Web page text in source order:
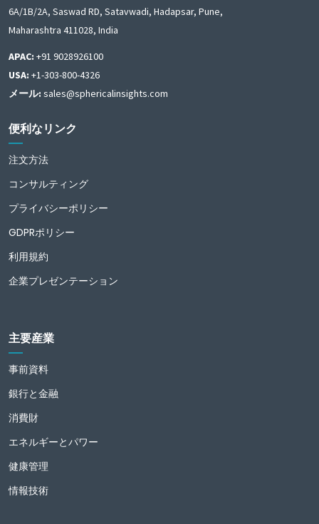
6A/1B/2A, Saswad RD, Satavwadi, Hadapsar, Pune,
Maharashtra 411028, India
APAC: +91 9028926100
USA: +1-303-800-4326
メール: sales@sphericalinsights.com
便利なリンク
注文方法
コンサルティング
プライバシーポリシー
GDPRポリシー
利用規約
企業プレゼンテーション
主要産業
事前資料
銀行と金融
消費財
エネルギーとパワー
健康管理
情報技術